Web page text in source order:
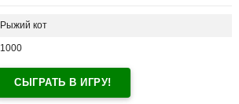
Рыжий кот
1000
СЫГРАТЬ В ИГРУ!